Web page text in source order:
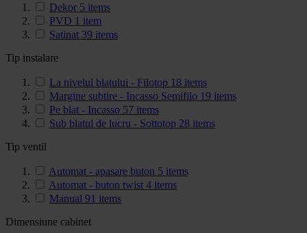
Dekor 5 items
PVD 1 item
Satinat 39 items
Tip instalare
La nivelul blatului - Filotop 18 items
Margine subtire - Incasso Semifilo 19 items
Pe blat - Incasso 57 items
Sub blatul de lucru - Sottotop 28 items
Tip ventil
Automat - apasare buton 5 items
Automat - buton twist 4 items
Manual 91 items
Dimensiune cabinet